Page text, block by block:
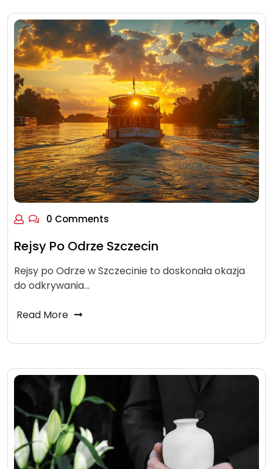
0 Comments
Rejsy Po Odrze Szczecin
Rejsy po Odrze w Szczecinie to doskonała okazja
do odkrywania…
Read More